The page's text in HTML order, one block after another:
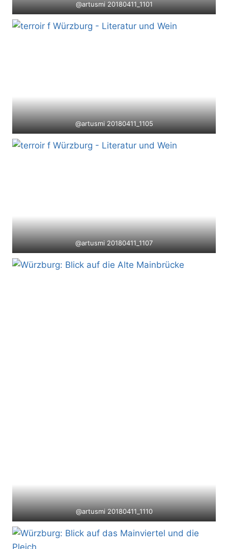
@artusmi 20180411_1101
@artusmi 20180411_1105
@artusmi 20180411_1107
@artusmi 20180411_1110